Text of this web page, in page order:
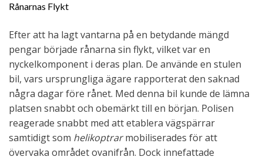
Rånarnas Flykt
Efter att ha lagt vantarna på en betydande mängd
pengar började rånarna sin flykt, vilket var en
nyckelkomponent i deras plan. De använde en stulen
bil, vars ursprungliga ägare rapporterat den saknad
några dagar före rånet. Med denna bil kunde de lämna
platsen snabbt och obemärkt till en början. Polisen
reagerade snabbt med att etablera vägspärrar
samtidigt som helikoptrarmobiliserades för att
övervaka området ovanifrån. Dock innefattade